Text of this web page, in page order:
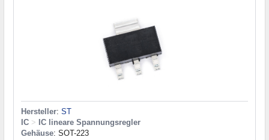
Hersteller: ST
IC > IC lineare Spannungsregler
Gehäuse: SOT-223